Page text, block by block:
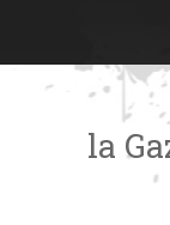
la